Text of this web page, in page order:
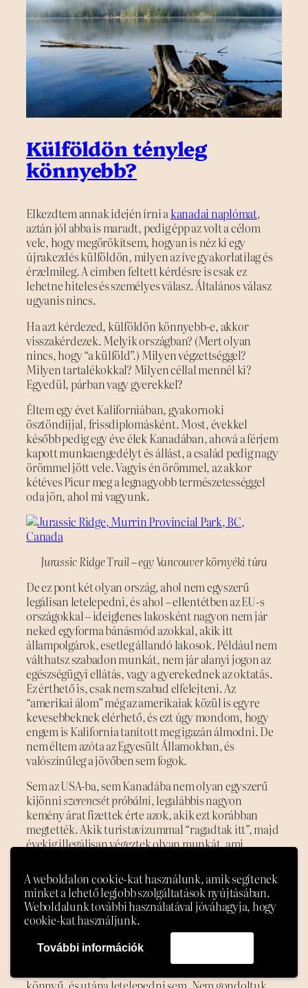
A weboldalon cookie-kat használunk, amik segítenek
minket a lehető legjobb szolgáltatások nyújtásában.
Weboldalunk további használatával jóváhagyja, hogy
cookie-kat használjunk.
További információk
Külföldön tényleg
könnyebb?
Elkezdtem annak idején írni akanadai naplómat,
aztán jól abba is maradt, pedig épp az volt a célom
vele, hogy megörökítsem, hogyan is néz ki egy
újrakezdés külföldön, milyen az íve gyakorlatilag és
érzelmileg. A címben feltett kérdésre is csak ez
lehetne hiteles és személyes válasz. Általános válasz
ugyanis nincs.
Ha azt kérdezed, külföldön könnyebb-e, akkor
visszakérdezek. Melyik országban? (Mert olyan
nincs, hogy “a külföld”.) Milyen végzettséggel?
Milyen tartalékokkal? Milyen céllal mennél ki?
Egyedül, párban vagy gyerekkel?
Éltem egy évet Kaliforniában, gyakornoki
ösztöndíjjal, frissdiplomásként. Most, évekkel
később pedig egy éve élek Kanadában, ahová a férjem
kapott munkaengedélyt és állást, a család pedig nagy
örömmel jött vele. Vagyis én örömmel, az akkor
kétéves Picur meg a legnagyobb természetességgel
oda jön, ahol mi vagyunk.
Jurassic Ridge Trail – egy Vancouver környéki túra
De ez pont két olyan ország, ahol nem egyszerű
legálisan letelepedni, és ahol – ellentétben az EU-s
országokkal – ideiglenes lakosként nagyon nem jár
neked egyforma bánásmód azokkal, akik itt
állampolgárok, esetleg állandó lakosok. Például nem
válthatsz szabadon munkát, nem jár alanyi jogon az
egészségügyi ellátás, vagy a gyerekednek az oktatás.
Ez érthető is, csak nem szabad elfelejteni. Az
“amerikai álom” még az amerikaiak közül is egyre
kevesebbeknek elérhető, és ezt úgy mondom, hogy
engem is Kalifornia tanított meg igazán álmodni. De
nem éltem azóta az Egyesült Államokban, és
valószínűleg a jövőben sem fogok.
Sem az USA-ba, sem Kanadába nem olyan egyszerű
kijönniszerencsét próbálni, legalábbis nagyon
kemény árat fizettek érte azok, akik ezt korábban
megtették. Akik turistavízummal “ragadtak itt”, majd
évekig illegálisan végeztek olyan munkát, ami
sokan 5, vagy akár 10 évig haza sem mehettek, mert
ennyi időbe telt, mire olyan legális státuszba
kerültek, hogy utána vissza is tudjanak jönni.
Ide leginkább hiányszakmával, konkrét állásra lehet
kijönni, ha nem számítjuk a tanulmányi
ösztöndíjasokat és az ide házasodókat. Ezért tartott